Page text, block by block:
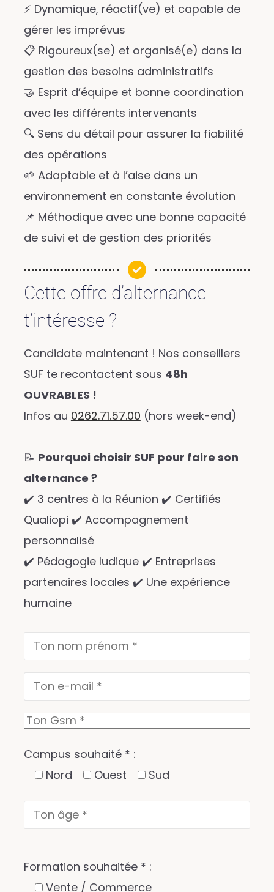
⚡ Dynamique, réactif(ve) et capable de
gérer les imprévus
📋 Rigoureux(se) et organisé(e) dans la
gestion des besoins administratifs
🤝 Esprit d’équipe et bonne coordination
avec les différents intervenants
🔍 Sens du détail pour assurer la fiabilité
des opérations
🌱 Adaptable et à l’aise dans un
environnement en constante évolution
📌 Méthodique avec une bonne capacité
de suivi et de gestion des priorités
Cette offre d’alternance
t’intéresse ?
Candidate maintenant ! Nos conseillers
SUF te recontactent sous 48h
OUVRABLES !
Infos au 0262.71.57.00 (hors week-end)
📝 Pourquoi choisir SUF pour faire son
alternance ?
✔️ 3 centres à la Réunion ✔️ Certifiés
Qualiopi ✔️ Accompagnement
personnalisé
✔️ Pédagogie ludique ✔️ Entreprises
partenaires locales ✔️ Une expérience
humaine
Campus souhaité * :
Nord
Ouest Sud
Formation souhaitée * :
Vente / Commerce